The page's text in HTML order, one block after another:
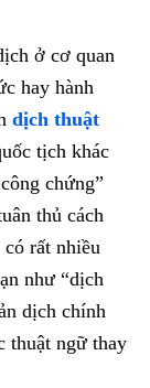
ở cơ quan
hay hành
dịch thuật
tịch khác
chứng”
thủ cách
rất nhiều
như “dịch
dịch chính
thuật ngữ thay